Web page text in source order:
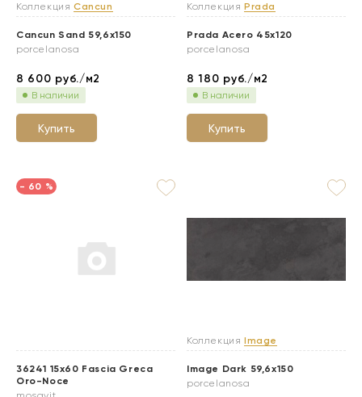
Коллекция Cancun
Cancun Sand 59,6x150
porcelanosa
8 600 руб./м2
В наличии
Купить
Коллекция Prada
Prada Acero 45x120
porcelanosa
8 180 руб./м2
В наличии
Купить
- 60 %
36241 15x60 Fascia Greca
Oro-Noce
Коллекция Image
Image Dark 59,6x150
porcelanosa